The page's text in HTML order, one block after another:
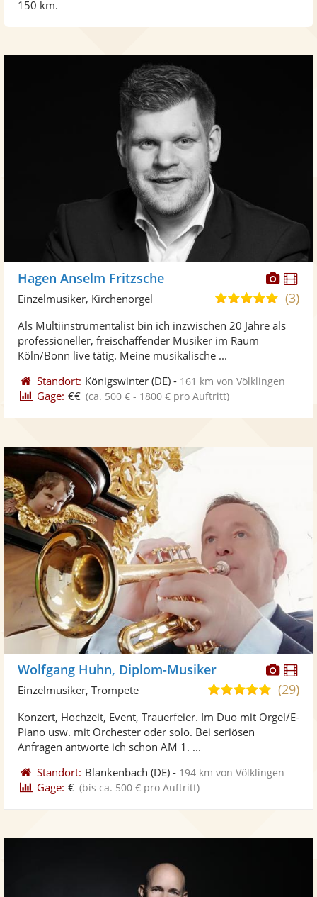
150 km.
Fotos
Hagen Anselm Fritzsche
5,0
5
(3)
Einzelmusiker, Kirchenorgel
Als Multiinstrumentalist bin ich inzwischen 20 Jahre als
professioneller, freischaffender Musiker im Raum
Köln/Bonn live tätig. Meine musikalische ...
Standort: Königswinter (DE) - 161 km von Völklingen
Gage: €€ (ca. 500 € - 1800 € pro Auftritt)
Fotos
Wolfgang Huhn, Diplom-Musiker
5,0
5
(29)
Einzelmusiker, Trompete
Konzert, Hochzeit, Event, Trauerfeier. Im Duo mit Orgel/E-
Piano usw. mit Orchester oder solo. Bei seriösen
Anfragen antworte ich schon AM 1. ...
Standort: Blankenbach (DE) - 194 km von Völklingen
Gage: € (bis ca. 500 € pro Auftritt)